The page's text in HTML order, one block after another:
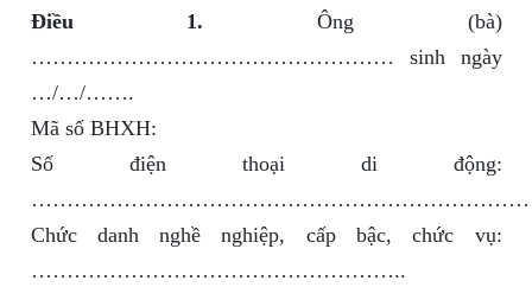
Điều 1. Ông (bà)
…………………………………………… sinh ngày
…/…/…….
Mã số BHXH:
Số điện thoại di động:
Chức danh nghề nghiệp, cấp bậc, chức vụ:
……………………………………………..